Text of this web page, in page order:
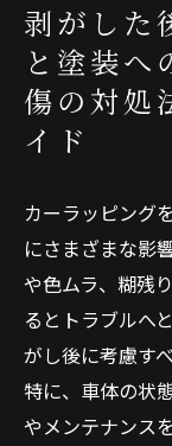
剥がした
と塗装へ
傷の対処
イド
カーラッピング
にさまざまな影
や色ムラ、糊残
るとトラブルへ
がし後に考慮す
特に、車体の状
やメンテナンス